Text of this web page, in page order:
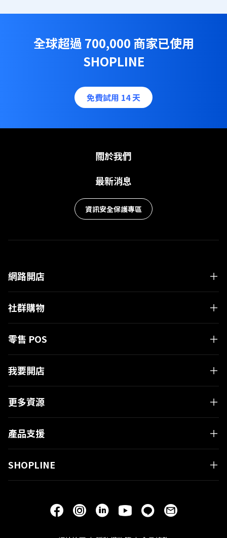
全球超過 700,000 商家已使用
SHOPLINE
免費試用 14 天
關於我們
最新消息
資訊安全保護專區
網路開店
社群購物
零售 POS
我要開店
更多資源
產品支援
SHOPLINE
有疑問嗎？
與 SHOPLINE 專業顧問進行
一對一免費電話諮詢！